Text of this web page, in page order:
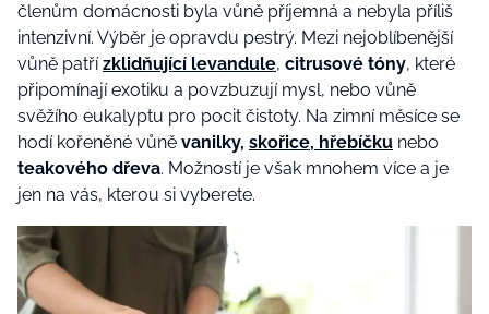
členům domácnosti byla vůně příjemná a nebyla příliš
intenzivní. Výběr je opravdu pestrý. Mezi nejoblíbenější
vůně patřízklidňující levandule, citrusové tóny, které
připomínají exotiku a povzbuzují mysl, nebo vůně
svěžího eukalyptu pro pocit čistoty. Na zimní měsíce se
hodí kořeněné vůně vanilky, skořice, hřebíčku nebo
teakového dřeva. Možností je však mnohem více a je
jen na vás, kterou si vyberete.